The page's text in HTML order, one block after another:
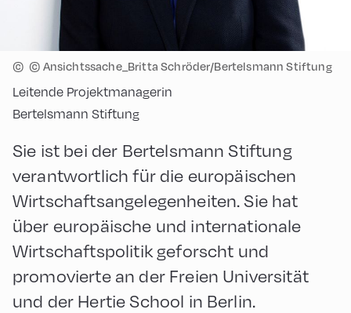
© © Ansichtssache_Britta Schröder/Bertelsmann Stiftung
Leitende Projektmanagerin
Bertelsmann Stiftung
Sie ist bei der Bertelsmann Stiftung
verantwortlich für die europäischen
Wirtschaftsangelegenheiten. Sie hat
über europäische und internationale
Wirtschaftspolitik geforscht und
promovierte an der Freien Universität
und der Hertie School in Berlin.